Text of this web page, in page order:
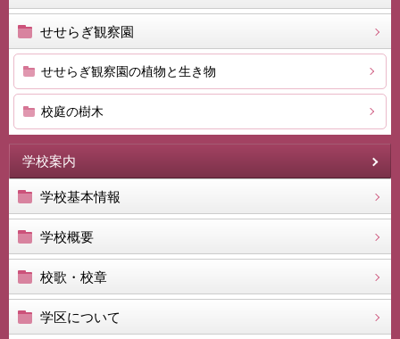
せせらぎ観察園
せせらぎ観察園の植物と生き物
校庭の樹木
学校案内
学校基本情報
学校概要
校歌・校章
学区について